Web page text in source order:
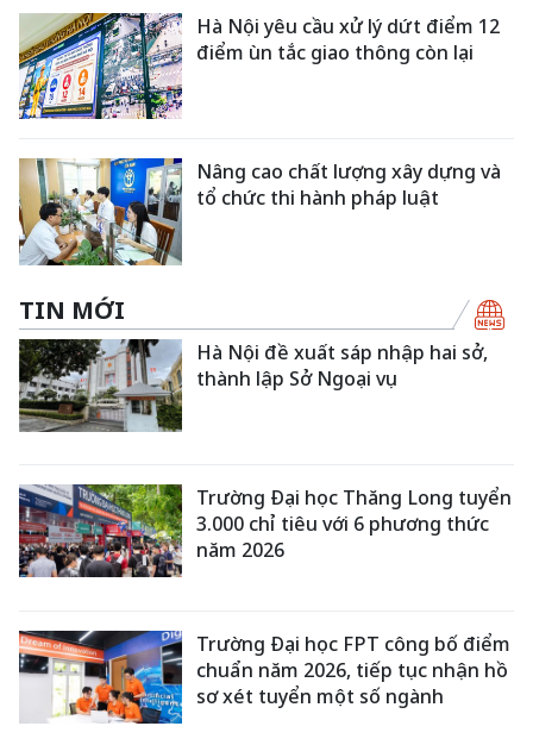
Hà Nội yêu cầu xử lý dứt điểm 12
điểm ùn tắc giao thông còn lại
Nâng cao chất lượng xây dựng và
tổ chức thi hành pháp luật
TIN MỚI
Hà Nội đề xuất sáp nhập hai sở,
thành lập Sở Ngoại vụ
Trường Đại học Thăng Long tuyển
3.000 chỉ tiêu với 6 phương thức
năm 2026
Trường Đại học FPT công bố điểm
chuẩn năm 2026, tiếp tục nhận hồ
sơ xét tuyển một số ngành